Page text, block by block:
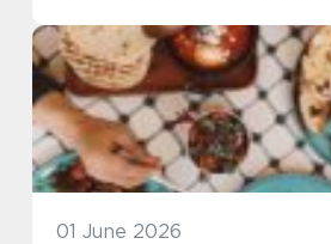
hurtigt give frustrationer.
01 June 2026